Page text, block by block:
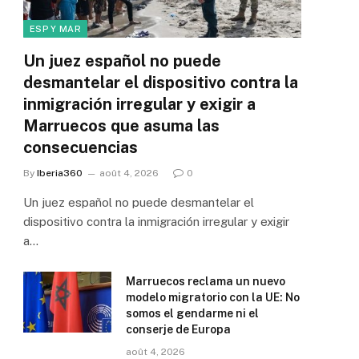
ESP Y MAR
Un juez español no puede
desmantelar el dispositivo contra la
inmigración irregular y exigir a
Marruecos que asuma las
consecuencias
By Iberia360 août 4, 2026 0
Un juez español no puede desmantelar el
dispositivo contra la inmigración irregular y exigir
a…
Marruecos reclama un nuevo
modelo migratorio con la UE: No
somos el gendarme ni el
conserje de Europa
août 4, 2026